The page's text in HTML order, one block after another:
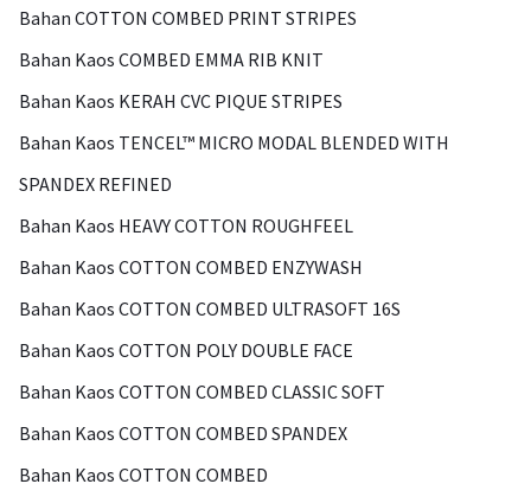
Bahan COTTON COMBED PRINT STRIPES
Bahan Kaos COMBED EMMA RIB KNIT
Bahan Kaos KERAH CVC PIQUE STRIPES
Bahan Kaos TENCEL™ MICRO MODAL BLENDED WITH
SPANDEX REFINED
Bahan Kaos HEAVY COTTON ROUGHFEEL
Bahan Kaos COTTON COMBED ENZYWASH
Bahan Kaos COTTON COMBED ULTRASOFT 16S
Bahan Kaos COTTON POLY DOUBLE FACE
Bahan Kaos COTTON COMBED CLASSIC SOFT
Bahan Kaos COTTON COMBED SPANDEX
Bahan Kaos COTTON COMBED